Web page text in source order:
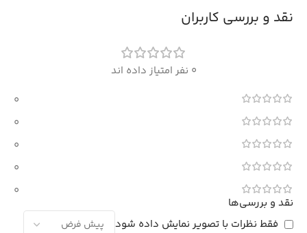
نقد و بررسی کاربران
0 نفر امتیاز داده اند
0
0
0
0
0
نقد و بررسی‌ها
فقط نظرات با تصویر نمایش داده شود